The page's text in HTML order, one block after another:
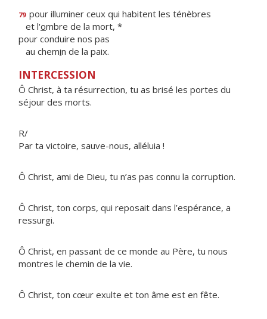
79 pour illuminer ceux qui habitent les ténèbres
et l'ombre de la mort, *
pour conduire nos pas
au chemin de la paix.
INTERCESSION
Ô Christ, à ta résurrection, tu as brisé les portes du
séjour des morts.
R/
Par ta victoire, sauve-nous, alléluia !
Ô Christ, ami de Dieu, tu n’as pas connu la corruption.
Ô Christ, ton corps, qui reposait dans l’espérance, a
ressurgi.
Ô Christ, en passant de ce monde au Père, tu nous
montres le chemin de la vie.
Ô Christ, ton cœur exulte et ton âme est en fête.